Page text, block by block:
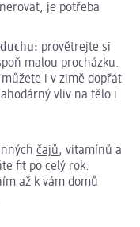
je potřeba
provětrejte si
malou procházku.
i v zimě dopřát
vliv na tělo i
čajů, vitamínů a
fit po celý rok.
až k vám domů